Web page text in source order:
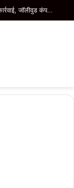
Bihar : करोड़ों की निवेश ठगी मामले में ईडी की बड़ी कार्रवाई, जॉलीवुड कंपनी के निदेशक के आवास पर छापेमारी